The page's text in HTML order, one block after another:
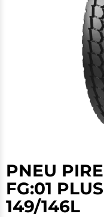
PNEU
FG:01
149/146L